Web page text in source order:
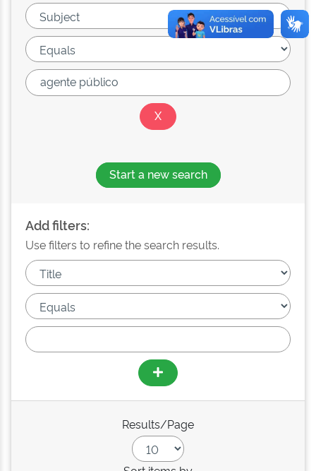
Start a new search
Add filters:
Use filters to refine the search results.
Results/Page